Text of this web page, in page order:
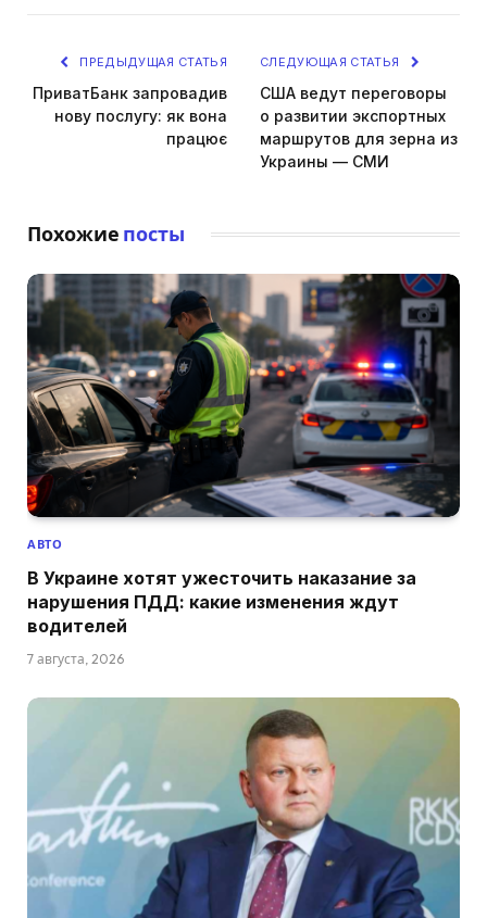
ПРЕДЫДУЩАЯ СТАТЬЯ
ПриватБанк запровадив
нову послугу: як вона
працює
СЛЕДУЮЩАЯ СТАТЬЯ
США ведут переговоры
о развитии экспортных
маршрутов для зерна из
Украины — СМИ
Похожие посты
АВТО
В Украине хотят ужесточить наказание за
нарушения ПДД: какие изменения ждут
водителей
7 августа, 2026